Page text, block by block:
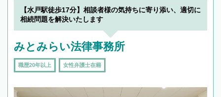
【水戸駅徒歩17分】相談者様の気持ちに寄り添い、適切に
相続問題を解決いたします
みとみらい法律事務所
職歴20年以上 女性弁護士在籍